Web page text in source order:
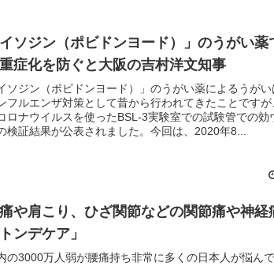
イソジン（ポビドンヨード）」のうがい薬
症化を防ぐと大阪の吉村洋文知事
イソジン（ポビドンヨード）」のうがい薬によるうが
フルエンザ対策として昔から行われてきたことです
ロナウイルスを使ったBSL-3実験室での試験管での効
検証結果が公表されました。今回は、2020年8...
や肩こり、ひざ関節などの関節痛や神経
トンデケア」
の3000万人弱が腰痛持ち非常に多くの日本人が悩ん